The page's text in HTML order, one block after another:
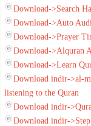
Download->Search
Download->Auto
Download->Prayer
Download->Alquran
Download->Learn
Download indir->al-
listening to the Quran
Download indir-
Download indir-